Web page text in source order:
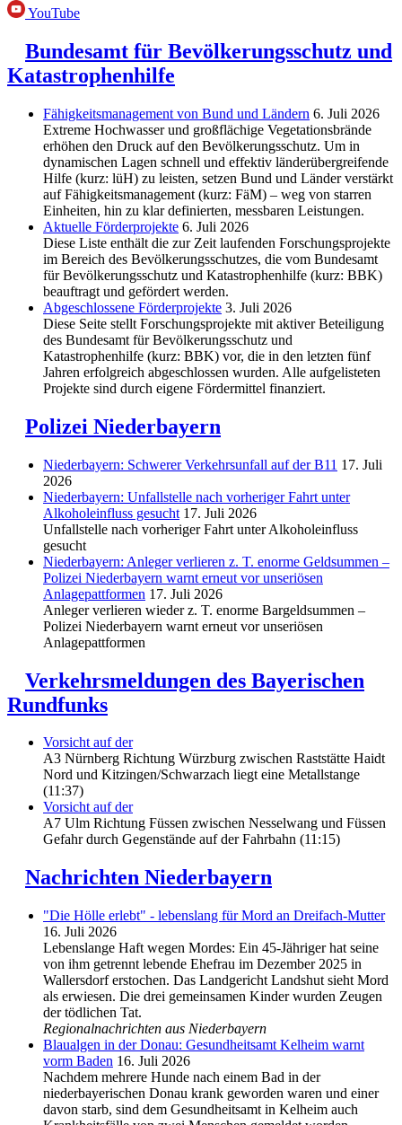
YouTube
Bundesamt für Bevölkerungsschutz und
Katastrophenhilfe
Fähigkeitsmanagement von Bund und Ländern 6. Juli 2026
Extreme Hochwasser und großflächige Vegetationsbrände
erhöhen den Druck auf den Bevölkerungsschutz. Um in
dynamischen Lagen schnell und effektiv länderübergreifende
Hilfe (kurz: lüH) zu leisten, setzen Bund und Länder verstärkt
auf Fähigkeitsmanagement (kurz: FäM) – weg von starren
Einheiten, hin zu klar definierten, messbaren Leistungen.
Aktuelle Förderprojekte 6. Juli 2026
Diese Liste enthält die zur Zeit laufenden Forschungsprojekte
im Bereich des Be­völkerungs­schutzes, die vom Bundesamt
für Bevölkerungsschutz und Katastrophenhilfe (kurz: BBK)
beauftragt und gefördert werden.
Abgeschlos­sene Förderprojekte 3. Juli 2026
Diese Seite stellt Forschungsprojekte mit aktiver Beteiligung
des Bundesamt für Bevölkerungsschutz und
Katastrophenhilfe (kurz: BBK) vor, die in den letzten fünf
Jahren erfolgreich abgeschlossen wurden. Alle aufgelisteten
Projekte sind durch eigene Fördermittel finanziert.
Polizei Niederbayern
Niederbayern: Schwerer Verkehrsunfall auf der B11 17. Juli
2026
Niederbayern: Unfallstelle nach vorheriger Fahrt unter
Alkoholeinfluss gesucht 17. Juli 2026
Unfallstelle nach vorheriger Fahrt unter Alkoholeinfluss
gesucht
Niederbayern: Anleger verlieren z. T. enorme Geldsummen –
Polizei Niederbayern warnt erneut vor unseriösen
Anlagepattformen 17. Juli 2026
Anleger verlieren wieder z. T. enorme Bargeldsummen –
Polizei Niederbayern warnt erneut vor unseriösen
Anlagepattformen
Verkehrsmeldungen des Bayerischen
Rundfunks
Vorsicht auf der
A3 Nürnberg Richtung Würzburg zwischen Raststätte Haidt
Nord und Kitzingen/Schwarzach liegt eine Metallstange
(11:37)
Vorsicht auf der
A7 Ulm Richtung Füssen zwischen Nesselwang und Füssen
Gefahr durch Gegenstände auf der Fahrbahn (11:15)
Nachrichten Niederbayern
"Die Hölle erlebt" - lebenslang für Mord an Dreifach-Mutter
16. Juli 2026
Lebenslange Haft wegen Mordes: Ein 45-Jähriger hat seine
von ihm getrennt lebende Ehefrau im Dezember 2025 in
Wallersdorf erstochen. Das Landgericht Landshut sieht Mord
als erwiesen. Die drei gemeinsamen Kinder wurden Zeugen
der tödlichen Tat.
Regionalnachrichten aus Niederbayern
Blaualgen in der Donau: Gesundheitsamt Kelheim warnt
vorm Baden 16. Juli 2026
Nachdem mehrere Hunde nach einem Bad in der
niederbayerischen Donau krank geworden waren und einer
davon starb, sind dem Gesundheitsamt in Kelheim auch